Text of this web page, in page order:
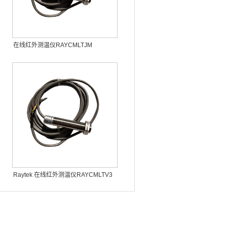
在线红外测温仪RAYCMLTJM
Raytek 在线红外测温仪RAYCMLTV3